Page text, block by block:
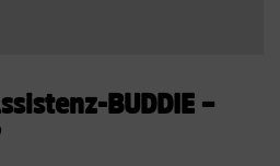
BUDDIE –